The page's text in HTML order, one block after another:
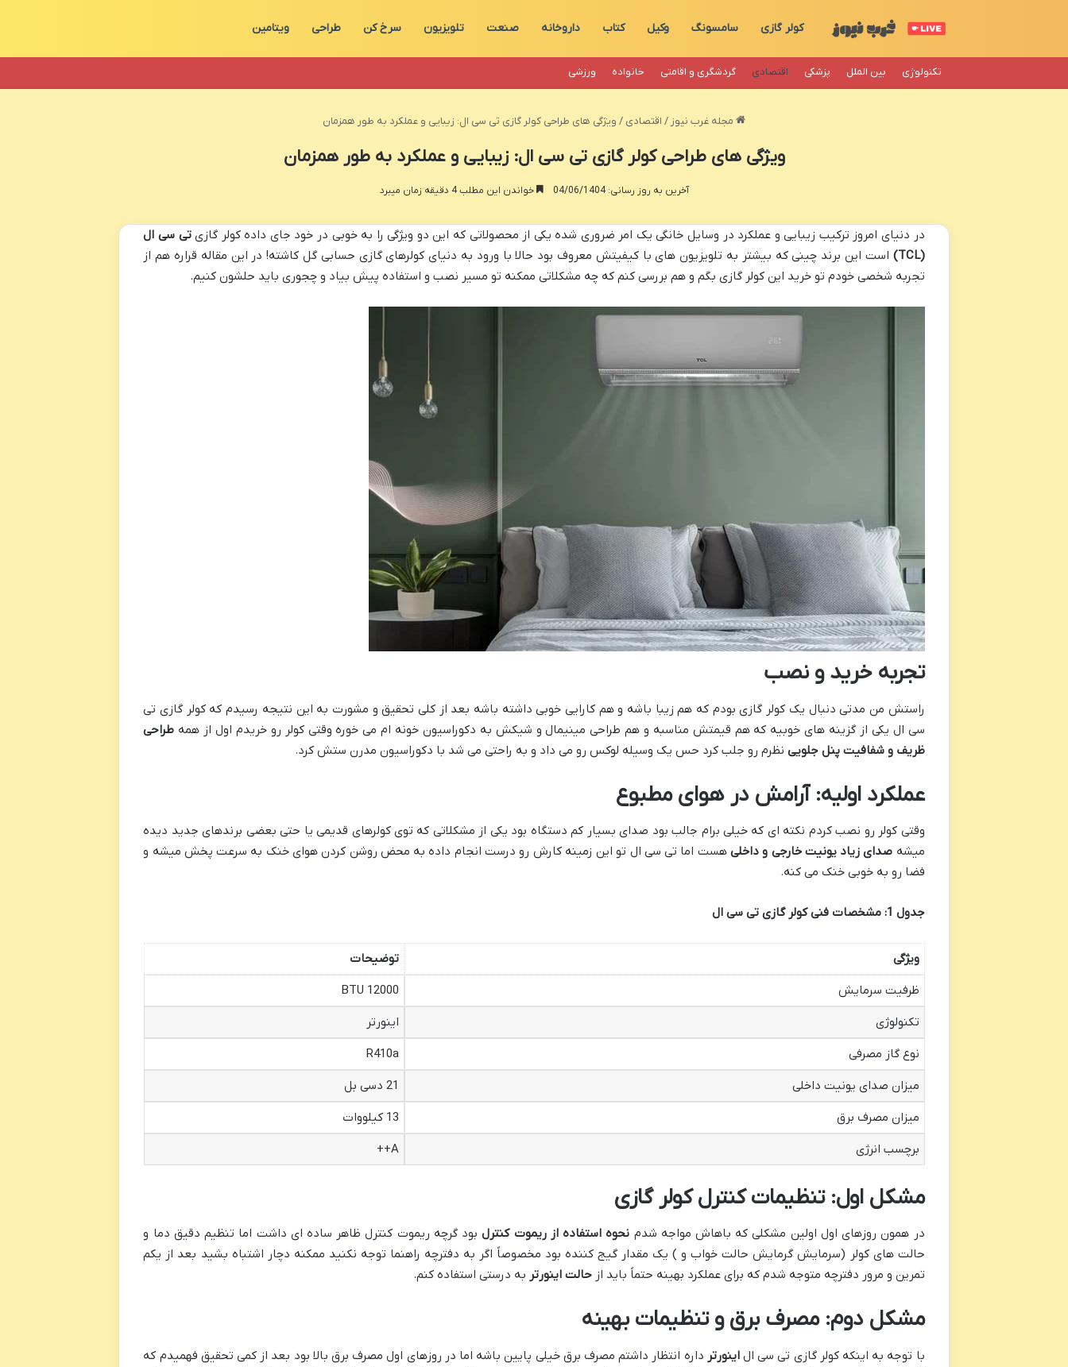
کولر گازی سامسونگ وکیل کتاب داروخانه صنعت تلویزیون سرخ کن طراحی ویتامین
تکنولوژی بین الملل پزشکی اقتصادی گردشگری و اقامتی خانواده ورزشی
مجله غرب نیوز / اقتصادی / ویژگی های طراحی کولر گازی تی سی ال: زیبایی و عملکرد به طور همزمان
ویژگی های طراحی کولر گازی تی سی ال: زیبایی و عملکرد به طور همزمان
آخرین به روز رسانی: 04/06/1404 خواندن این مطلب 4 دقیقه زمان میبرد
در دنیای امروز ترکیب زیبایی و عملکرد در وسایل خانگی یک امر ضروری شده یکی از محصولاتی که این دو ویژگی را به خوبی در خود جای داده کولر گازیتی سی ال
(TCL)
است این برند چینی که بیشتر به تلویزیون های با کیفیتش معروف بود حالا با ورود به دنیای کولرهای گازی حسابی گل کاشته! در این مقاله قراره هم از
تجربه شخصی خودم تو خرید این کولر گازی بگم و هم بررسی کنم که چه مشکلاتی ممکنه تو مسیر نصب و استفاده پیش بیاد و چجوری باید حلشون کنیم.
تجربه خرید و نصب
راستش من مدتی دنبال یک کولر گازی بودم که هم زیبا باشه و هم کارایی خوبی داشته باشه بعد از کلی تحقیق و مشورت به این نتیجه رسیدم که کولر گازی تی
سی ال یکی از گزینه های خوبیه که هم قیمتش مناسبه و هم طراحی مینیمال و شیکش به دکوراسیون خونه ام می خوره وقتی کولر رو خریدم اول از همه طراحی
ظریف و شفافیت پنل جلویی نظرم رو جلب کرد حس یک وسیله لوکس رو می داد و به راحتی می شد با دکوراسیون مدرن ستش کرد.
عملکرد اولیه: آرامش در هوای مطبوع
وقتی کولر رو نصب کردم نکته ای که خیلی برام جالب بود صدای بسیار کم دستگاه بود یکی از مشکلاتی که توی کولرهای قدیمی یا حتی بعضی برندهای جدید دیده
میشه صدای زیاد یونیت خارجی و داخلی هست اما تی سی ال تو این زمینه کارش رو درست انجام داده به محض روشن کردن هوای خنک به سرعت پخش میشه و
فضا رو به خوبی خنک می کنه.
جدول 1: مشخصات فنی کولر گازی تی سی ال
ویژگی
توضیحات
ظرفیت سرمایش
12000 BTU
تکنولوژی
اینورتر
نوع گاز مصرفی
R410a
میزان صدای یونیت داخلی
21 دسی بل
میزان مصرف برق
13 کیلووات
برچسب انرژی
A++
مشکل اول: تنظیمات کنترل کولر گازی
در همون روزهای اول اولین مشکلی که باهاش مواجه شدم نحوه استفاده از ریموت کنترلبود گرچه ریموت کنترل ظاهر ساده ای داشت اما تنظیم دقیق دما و
حالت های کولر (سرمایش گرمایش حالت خواب و ) یک مقدار گیج کننده بود مخصوصاً اگر به دفترچه راهنما توجه نکنید ممکنه دچار اشتباه بشید بعد از یکم
تمرین و مرور دفترچه متوجه شدم که برای عملکرد بهینه حتماً باید ازحالت اینورتر به درستی استفاده کنم.
مشکل دوم: مصرف برق و تنظیمات بهینه
با توجه به اینکه کولر گازی تی سی الاینورتر داره انتظار داشتم مصرف برق خیلی پایین باشه اما در روزهای اول مصرف برق بالا بود بعد از کمی تحقیق فهمیدم که